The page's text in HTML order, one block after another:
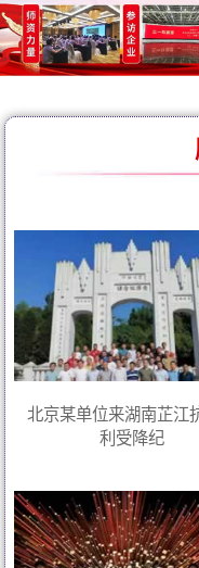
北京某单位来湖南芷江
利受降纪